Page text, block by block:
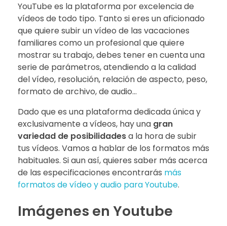
YouTube es la plataforma por excelencia de
vídeos de todo tipo. Tanto si eres un aficionado
que quiere subir un vídeo de las vacaciones
familiares como un profesional que quiere
mostrar su trabajo, debes tener en cuenta una
serie de parámetros, atendiendo a la calidad
del vídeo, resolución, relación de aspecto, peso,
formato de archivo, de audio…
Dado que es una plataforma dedicada única y
exclusivamente a vídeos, hay una gran
variedad de posibilidadesa la hora de subir
tus vídeos. Vamos a hablar de los formatos más
habituales. Si aun así, quieres saber más acerca
de las especificaciones encontrarás más
formatos de vídeo y audio para Youtube.
Imágenes en Youtube